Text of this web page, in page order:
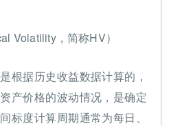
Volatility，简称HV）
根据历史收益数据计算的，
产价格的波动情况，是确定
标度计算周期通常为每日、